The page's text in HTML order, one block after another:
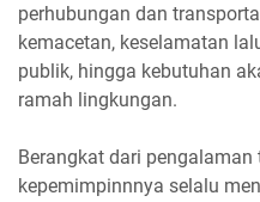
perhubungan dan
kemacetan, keselamatan
publik, hingga kebutuhan
ramah lingkungan.
Berangkat dari pengalaman
kepemimpinnnya selalu